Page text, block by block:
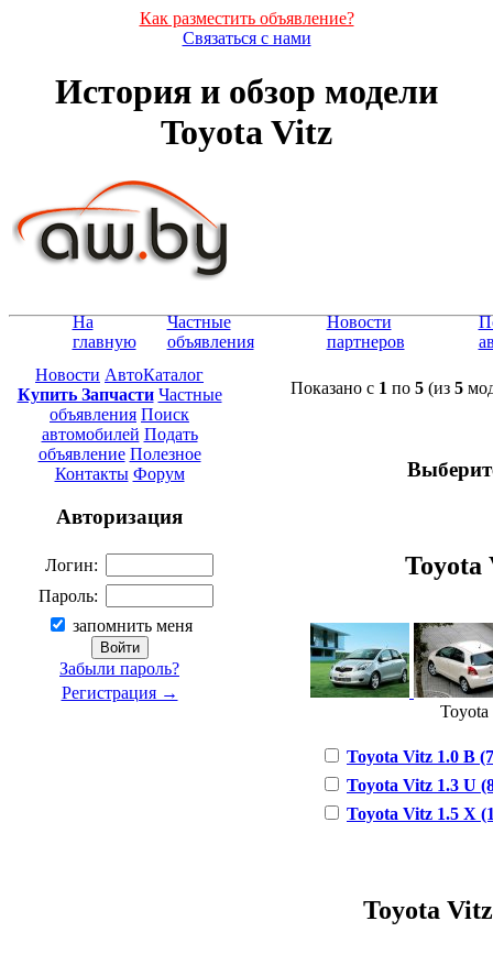
Как разместить объявление?
Связаться с нами
История и обзор модели
Toyota Vitz
На
главную
Частные
объявления
Новости
партнеров
Новости АвтоКаталог
Купить Запчасти Частные
объявления Поиск
автомобилей Подать
объявление Полезное
Контакты Форум
Авторизация
Логин:
Пароль:
запомнить меня
Забыли пароль?
Регистрация →
Показано с 1 по 5(из 5
Toyota
Toyota
Toyota Vitz 1.0 B
Toyota Vitz 1.3 U
Toyota Vitz 1.5 X
Toyota Vitz